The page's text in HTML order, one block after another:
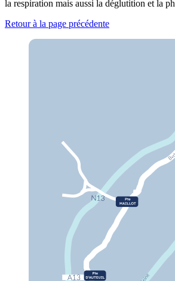
la respiration mais aussi la déglutition et la
Retour à la page précédente